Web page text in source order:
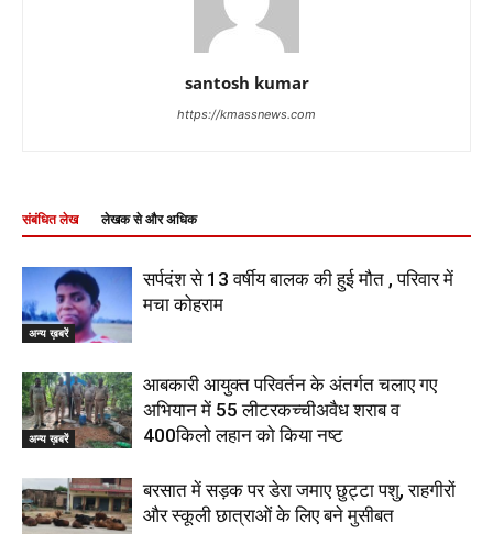
santosh kumar
https://kmassnews.com
संबंधित लेख लेखक से और अधिक
अन्य ख़बरें
सर्पदंश से 13 वर्षीय बालक की हुई मौत , परिवार में
मचा कोहराम
अन्य ख़बरें
आबकारी आयुक्त परिवर्तन के अंतर्गत चलाए गए
अभियान में 55 लीटरकच्चीअवैध शराब व
400किलो लहान को किया नष्ट
बरसात में सड़क पर डेरा जमाए छुट्टा पशु, राहगीरों
और स्कूली छात्राओं के लिए बने मुसीबत